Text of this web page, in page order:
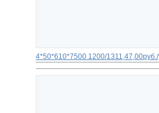
4*50*610*7500 1200/